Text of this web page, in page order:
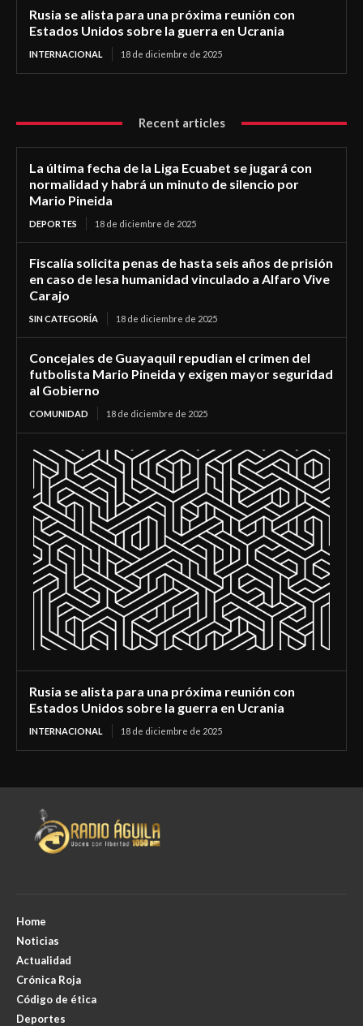
Rusia se alista para una próxima reunión con
Estados Unidos sobre la guerra en Ucrania
INTERNACIONAL 18 de diciembre de 2025
Recent articles
La última fecha de la Liga Ecuabet se jugará con
normalidad y habrá un minuto de silencio por
Mario Pineida
DEPORTES 18 de diciembre de 2025
Fiscalía solicita penas de hasta seis años de prisión
en caso de lesa humanidad vinculado a Alfaro Vive
Carajo
SIN CATEGORÍA 18 de diciembre de 2025
Concejales de Guayaquil repudian el crimen del
futbolista Mario Pineida y exigen mayor seguridad
al Gobierno
COMUNIDAD 18 de diciembre de 2025
Rusia se alista para una próxima reunión con
Estados Unidos sobre la guerra en Ucrania
INTERNACIONAL 18 de diciembre de 2025
Home
Noticias
Actualidad
Crónica Roja
Código de ética
Deportes